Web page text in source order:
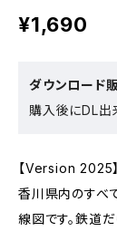
¥1,690
ダウンロード
購入後にDL
【Version 2025】
香川県内のすべ
線図です。鉄道